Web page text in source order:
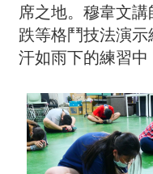
席之地。穆韋文
跌等格鬥技法演
汗如雨下的練習